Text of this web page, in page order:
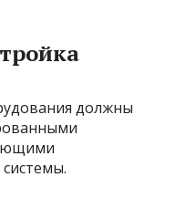
должны